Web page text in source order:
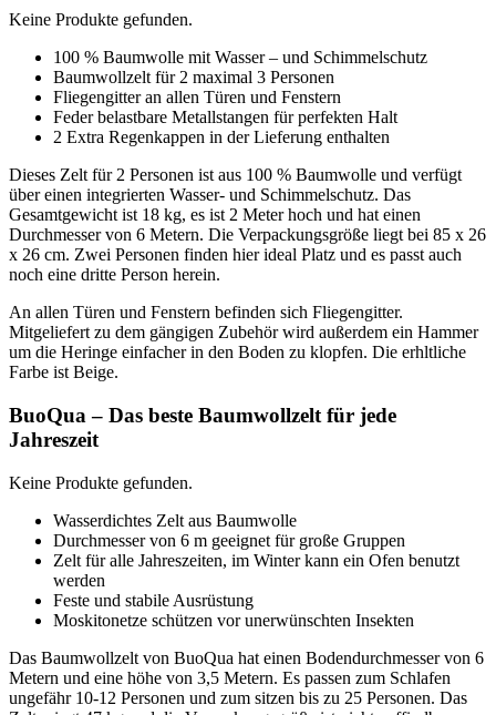
Keine Produkte gefunden.
100 % Baumwolle mit Wasser – und Schimmelschutz
Baumwollzelt für 2 maximal 3 Personen
Fliegengitter an allen Türen und Fenstern
Feder belastbare Metallstangen für perfekten Halt
2 Extra Regenkappen in der Lieferung enthalten
Dieses Zelt für 2 Personen ist aus 100 % Baumwolle und verfügt
über einen integrierten Wasser- und Schimmelschutz. Das
Gesamtgewicht ist 18 kg, es ist 2 Meter hoch und hat einen
Durchmesser von 6 Metern. Die Verpackungsgröße liegt bei 85 x 26
x 26 cm. Zwei Personen finden hier ideal Platz und es passt auch
noch eine dritte Person herein.
An allen Türen und Fenstern befinden sich Fliegengitter.
Mitgeliefert zu dem gängigen Zubehör wird außerdem ein Hammer
um die Heringe einfacher in den Boden zu klopfen. Die erhltliche
Farbe ist Beige.
BuoQua – Das beste Baumwollzelt für jede
Jahreszeit
Keine Produkte gefunden.
Wasserdichtes Zelt aus Baumwolle
Durchmesser von 6 m geeignet für große Gruppen
Zelt für alle Jahreszeiten, im Winter kann ein Ofen benutzt
werden
Feste und stabile Ausrüstung
Moskitonetze schützen vor unerwünschten Insekten
Das Baumwollzelt von BuoQua hat einen Bodendurchmesser von 6
Metern und eine höhe von 3,5 Metern. Es passen zum Schlafen
ungefähr 10-12 Personen und zum sitzen bis zu 25 Personen. Das